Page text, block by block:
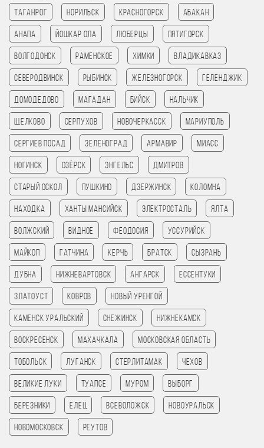
Таганрог Норильск Красногорск Абакан
Анапа Йошкар Ола Люберцы Пятигорск
Волгодонск Раменское Химки Владикавказ
Северодвинск Рыбинск Железногорск Геленджик
Домодедово Магадан Бийск Нальчик
Щелково Серпухов Новочеркасск Мариуполь
Сергиев Посад Зеленоград Армавир Миасс
Ногинск Озёрск Энгельс Дмитров
Старый Оскол Пушкино Дзержинск Коломна
Находка Ханты Мансийск Электросталь Ялта
Волжский Видное Феодосия Уссурийск
Майкоп Гатчина Керчь Братск Сызрань
Дубна Нижневартовск Ангарск Ессентуки
Златоуст Ковров Новый Уренгой
Каменск Уральский Снежинск Нижнекамск
Воскресенск Махачкала Московская Область
Тобольск Луганск Стерлитамак Чехов
Великие Луки Туапсе Муром Выборг
Березники Елец Всеволожск Новоуральск
Новомосковск Реутов